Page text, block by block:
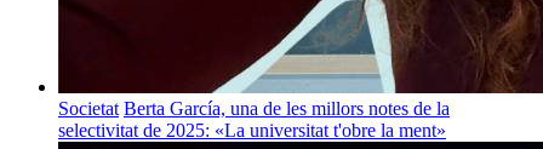
Societat Berta García, una de les millors notes de la
selectivitat de 2025: «La universitat t'obre la ment»